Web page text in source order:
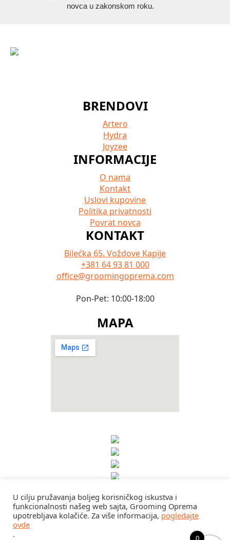
novca u zakonskom roku.
BRENDOVI
Artero
Hydra
Joyzee
INFORMACIJE
O nama
Kontakt
Uslovi kupovine
Politika privatnosti
Povrat novca
KONTAKT
Bilećka 65. Voždove Kapije
+381 64 93 81 000
office@groomingoprema.com
Pon-Pet: 10:00-18:00
MAPA
U cilju pružavanja boljeg korisničkog iskustva i
funkcionalnosti našeg web sajta, Grooming Oprema
upotrebljava kolačiće. Za više informacija, pogledajte
ovde
.
0